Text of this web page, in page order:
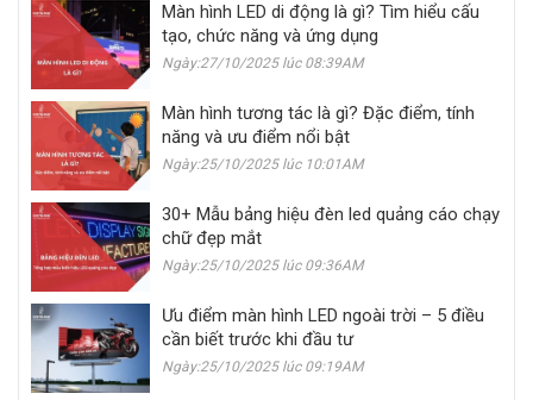
Màn hình LED di động là gì? Tìm hiểu cấu
tạo, chức năng và ứng dụng
Ngày:27/10/2025 lúc 08:39AM
Màn hình tương tác là gì? Đặc điểm, tính
năng và ưu điểm nổi bật
Ngày:25/10/2025 lúc 10:01AM
30+ Mẫu bảng hiệu đèn led quảng cáo chạy
chữ đẹp mắt
Ngày:25/10/2025 lúc 09:36AM
Ưu điểm màn hình LED ngoài trời – 5 điều
cần biết trước khi đầu tư
Ngày:25/10/2025 lúc 09:19AM